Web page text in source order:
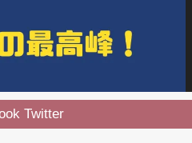
Twitter